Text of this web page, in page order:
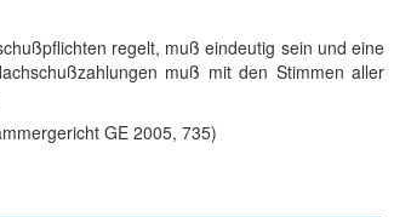
regelt, muß eindeutig sein und eine
muß mit den Stimmen aller
GE 2005, 735)